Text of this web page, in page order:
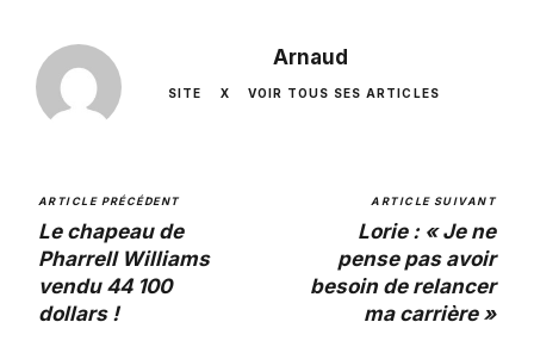
Arnaud
SITE X VOIR TOUS SES ARTICLES
ARTICLE PRÉCÉDENT
Le chapeau de
Pharrell Williams
vendu 44 100
dollars !
ARTICLE SUIVANT
Lorie : « Je ne
pense pas avoir
besoin de relancer
ma carrière »